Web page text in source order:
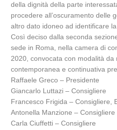
della dignità della parte
procedere all’oscuramento delle
altro dato idoneo ad identificare
Così deciso dalla seconda
sede in Roma, nella camera di
2020, convocata con modalità da
contemporanea e continuativa
Raffaele Greco – Presidente
Giancarlo Luttazi – Consigliere
Francesco Frigida – Consigliere,
Antonella Manzione – Consigliere
Carla Ciuffetti – Consigliere